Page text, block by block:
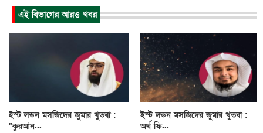
এই বিভাগের আরও খবর
ইস্ট লন্ডন মসজিদের জুমার খুতবা :
“কুরআন...
ইস্ট লন্ডন মসজিদের জুমার খুতবা :
অর্থ ফি...